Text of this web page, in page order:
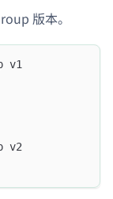
版本。
v1
v2